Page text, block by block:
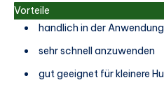
Vorteile
handlich in der Anwendung
sehr schnell anzuwenden
gut geeignet für kleinere